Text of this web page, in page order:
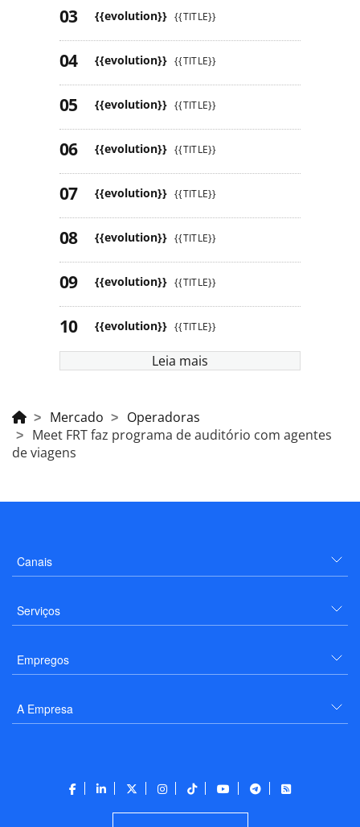
{{evolution}} {{TITLE}}
{{evolution}} {{TITLE}}
{{evolution}} {{TITLE}}
{{evolution}} {{TITLE}}
{{evolution}} {{TITLE}}
{{evolution}} {{TITLE}}
{{evolution}} {{TITLE}}
{{evolution}} {{TITLE}}
Leia mais
Mercado
Operadoras
Meet FRT faz programa de auditório com agentes
de viagens
Canais
Serviços
Empregos
A Empresa